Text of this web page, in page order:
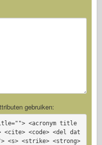
gebruiken:
<acronym title
<cite> <code> <del dat
<s> <strike> <strong>